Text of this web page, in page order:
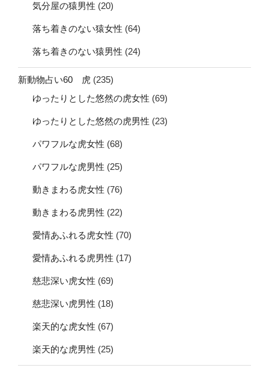
気分屋の猿男性 (20)
落ち着きのない猿女性 (64)
落ち着きのない猿男性 (24)
新動物占い60 虎 (235)
ゆったりとした悠然の虎女性 (69)
ゆったりとした悠然の虎男性 (23)
パワフルな虎女性 (68)
パワフルな虎男性 (25)
動きまわる虎女性 (76)
動きまわる虎男性 (22)
愛情あふれる虎女性 (70)
愛情あふれる虎男性 (17)
慈悲深い虎女性 (69)
慈悲深い虎男性 (18)
楽天的な虎女性 (67)
楽天的な虎男性 (25)